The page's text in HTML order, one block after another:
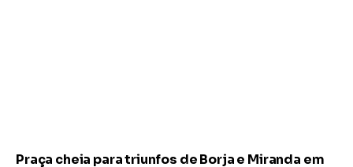
Praça cheia para triunfos de Borja e Miranda em